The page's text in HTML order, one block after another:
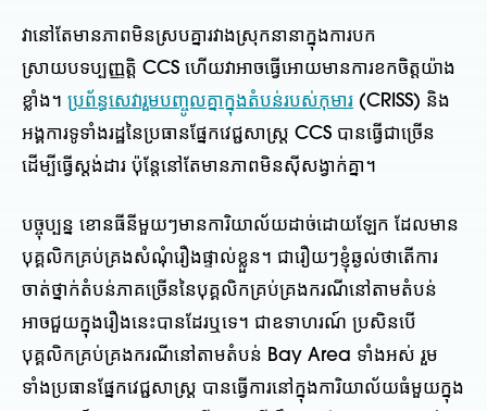
វានៅតែមានភាពមិនស្របគ្នារវាងស្រុកនានាក្នុងការបក
ស្រាយបទប្បញ្ញត្តិ CCS ហើយវាអាចធ្វើអោយមានការខកចិត្តយ៉ាង
ខ្លាំង។ ប្រព័ន្ធសេវារួមបញ្ចូលគ្នាក្នុងតំបន់របស់កុមារ (CRISS) និង
អង្គការទូទាំងរដ្ឋនៃប្រធានផ្នែកវេជ្ជសាស្ត្រ CCS បានធ្វើជាច្រើន
ដើម្បីធ្វើស្តង់ដារ ប៉ុន្តែនៅតែមានភាពមិនស៊ីសង្វាក់គ្នា។
បច្ចុប្បន្ន ខោនធីនីមួយៗមានការិយាល័យដាច់ដោយឡែក ដែលមាន
បុគ្គលិកគ្រប់គ្រងសំណុំរឿងផ្ទាល់ខ្លួន។ ជារឿយៗខ្ញុំឆ្ងល់ថាតើការ
ចាត់ថ្នាក់តំបន់ភាគច្រើននៃបុគ្គលិកគ្រប់គ្រងករណីនៅតាមតំបន់
អាចជួយក្នុងរឿងនេះបានដែរឬទេ។ ជាឧទាហរណ៍ ប្រសិនបើ
បុគ្គលិកគ្រប់គ្រងករណីនៅតាមតំបន់ Bay Area ទាំងអស់ រួម
ទាំងប្រធានផ្នែកវេជ្ជសាស្រ្ត បានធ្វើការនៅក្នុងការិយាល័យធំមួយក្នុង